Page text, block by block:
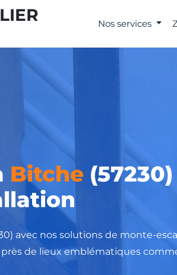
Nos services
Bitche
avec nos solutions de monte-
de lieux emblématiques